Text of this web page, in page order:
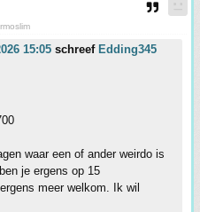
15:05 schreef Edding345
waar een of ander weirdo is
je ergens op 15
meer welkom. Ik wil